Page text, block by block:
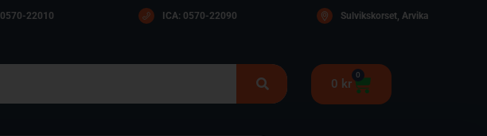
22010 ICA: 0570-22090 Sulvikskorset, Arvika
0 kr
0